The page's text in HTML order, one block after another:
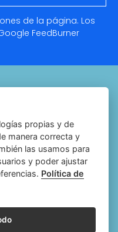
de la página. Los
FeedBurner
propias y de
manera correcta y
las usamos para
y poder ajustar
Política de